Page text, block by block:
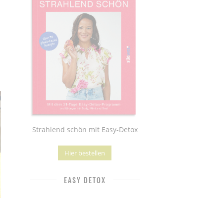
Strahlend schön mit Easy-Detox
Hier bestellen
EASY DETOX